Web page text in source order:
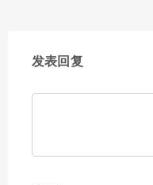
发表回复